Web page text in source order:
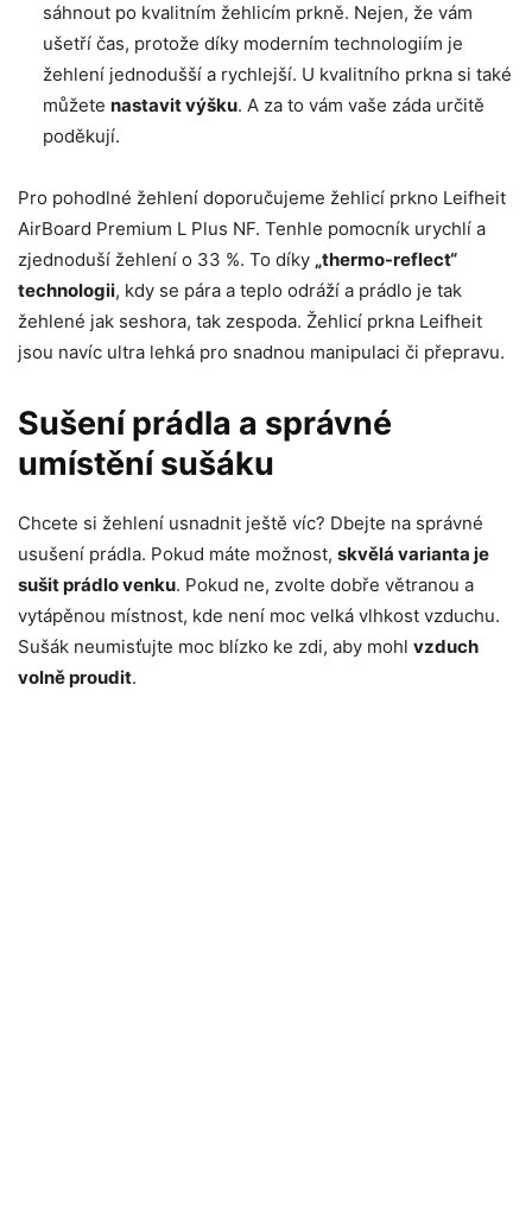
sáhnout po kvalitním žehlicím prkně. Nejen, že vám
ušetří čas, protože díky moderním technologiím je
žehlení jednodušší a rychlejší. U kvalitního prkna si také
můžete nastavit výšku. A za to vám vaše záda určitě
poděkují.
Pro pohodlné žehlení doporučujeme žehlicí prkno Leifheit
AirBoard Premium L Plus NF. Tenhle pomocník urychlí a
zjednoduší žehlení o 33 %. To díky „thermo-reflect“
technologii, kdy se pára a teplo odráží a prádlo je tak
žehlené jak seshora, tak zespoda. Žehlicí prkna Leifheit
jsou navíc ultra lehká pro snadnou manipulaci či přepravu.
Sušení prádla a správné
umístění sušáku
Chcete si žehlení usnadnit ještě víc? Dbejte na správné
usušení prádla. Pokud máte možnost, skvělá varianta je
sušit prádlo venku. Pokud ne, zvolte dobře větranou a
vytápěnou místnost, kde není moc velká vlhkost vzduchu.
Sušák neumisťujte moc blízko ke zdi, aby mohl vzduch
volně proudit.